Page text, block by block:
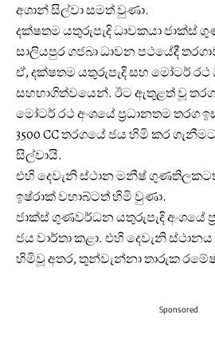
අශාන් සිල්වා සමත් වුණා.
දක්ෂතම යතුරුපැදි ධාවකයා ජාක්ස්
සාලියපුර ගජබා ධාවන පථයේදී
ඒ, දක්ෂතම යතුරුපැදි සහ මෝටර්
සහභාගිත්වයෙන්. ඊට ඇතුළත් වූ තරග
මෝටර් රථ අංශයේ ප්‍රධානතම තරග
3500 CC තරගයේ ජය හිමි කර
සිල්වායි.
එහි දෙවැනි ස්ථාන මනීෂ්
ඉෂ්රාක් වහාබ්ටත් හිමි වුණා.
ජාක්ස් ගුණවර්ධන යතුරුපැදි අංශයේ
ජය වාර්තා කළා. එහි දෙවැනි
හිමිවූ අතර, තුන්වැන්නා තාරුක
Sponsored